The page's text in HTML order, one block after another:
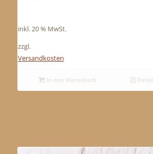
inkl. 20 % MwSt.
zzgl.
Versandkosten
In den Warenkorb